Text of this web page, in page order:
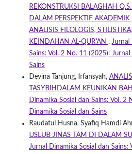
REKONSTRUKSI BALAGHAH
DALAM PERSPEKTIF
ANALISIS FILOLOGIS,
KEINDAHAN AL-QUR'AN , Jurnal
Sains: Vol. 2 No. 11 (2025):
Sains
Devina Tanjung, Irfansyah,
TASYBIHDALAM KEUNIKAN
Dinamika Sosial dan Sains: Vol. 2
Dinamika Sosial dan Sains
Raudatul Husna, Syafiq Hamdi
USLUB JINAS TAM DI DALAM
Jurnal Dinamika Sosial dan Sains: